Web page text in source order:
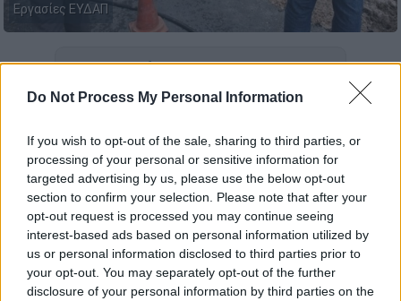
Do Not Process My Personal Information
If you wish to opt-out of the sale, sharing to third parties, or
processing of your personal or sensitive information for
targeted advertising by us, please use the below opt-out
section to confirm your selection. Please note that after your
opt-out request is processed you may continue seeing
interest-based ads based on personal information utilized by
us or personal information disclosed to third parties prior to
your opt-out. You may separately opt-out of the further
disclosure of your personal information by third parties on the
Εργασίες ΕΥΔΑΠ
Προσθέστε το ΕΘΝΟΣ στη Google
Τρίτης μέχρι και τουλάχιστον το μεσημέρι
της Τετάρτης όλες οι περιοχές των
δημοτικών διαμερισμάτων σε Μαραθώνα
Νέα Μάκρη, γεγονός που οδήγησε στην
απόφαση να παραμείνουν κλειστά την
Τετάρτη τα σχολεία και οι βρεφονηπιακοί
σταθμοί.